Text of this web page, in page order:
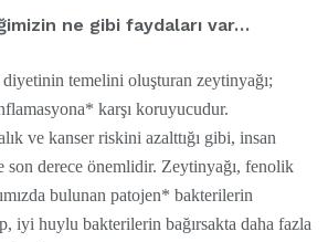
ne gibi faydaları var…
temelini oluşturan zeytinyağı;
karşı koruyucudur.
ve kanser riskini azalttığı gibi, insan
son derece önemlidir. Zeytinyağı, fenolik
bulunan patojen* bakterilerin
iyi huylu bakterilerin bağırsakta daha fazla